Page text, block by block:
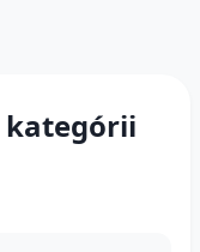
kategórii